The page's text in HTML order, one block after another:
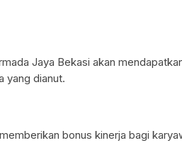
Jaya Bekasi akan
yang dianut.
bonus kinerja bagi